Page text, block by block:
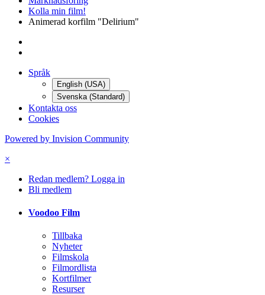
Kolla min film!
Animerad korfilm "Delirium"
Språk
English (USA)
Svenska (Standard)
Kontakta oss
Cookies
Powered by Invision Community
×
Redan medlem? Logga in
Bli medlem
Voodoo Film
Tillbaka
Nyheter
Filmskola
Filmordlista
Kortfilmer
Resurser